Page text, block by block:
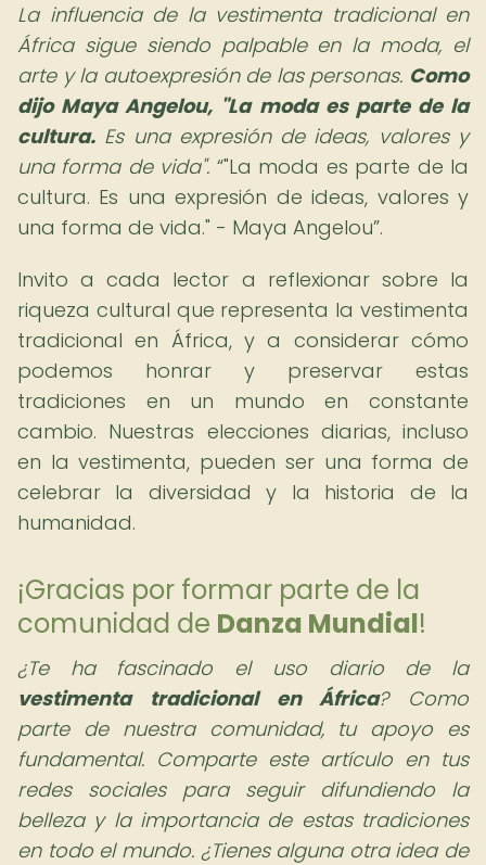
La influencia de la vestimenta tradicional en
África sigue siendo palpable en la moda, el
arte y la autoexpresión de las personas. Como
dijo Maya Angelou, "La moda es parte de la
cultura. Es una expresión de ideas, valores y
una forma de vida". "La moda es parte de la
cultura. Es una expresión de ideas, valores y
una forma de vida." - Maya Angelou .
Invito a cada lector a reflexionar sobre la
riqueza cultural que representa la vestimenta
tradicional en África, y a considerar cómo
podemos honrar y preservar estas
tradiciones en un mundo en constante
cambio. Nuestras elecciones diarias, incluso
en la vestimenta, pueden ser una forma de
celebrar la diversidad y la historia de la
humanidad.
¡Gracias por formar parte de la
comunidad de Danza Mundial!
¿Te ha fascinado el uso diario de la
vestimenta tradicional en África?Como
parte de nuestra comunidad, tu apoyo es
fundamental. Comparte este artículo en tus
redes sociales para seguir difundiendo la
belleza y la importancia de estas tradiciones
en todo el mundo. ¿Tienes alguna otra idea de